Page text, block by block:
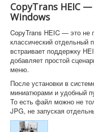
CopyTrans HEIC
Windows
CopyTrans HEIC — это не
классический отдельный
встраивает поддержку
добавляет простой
меню.
После установки в
миниатюрами и удобный
То есть файл можно не
JPG, не запуская